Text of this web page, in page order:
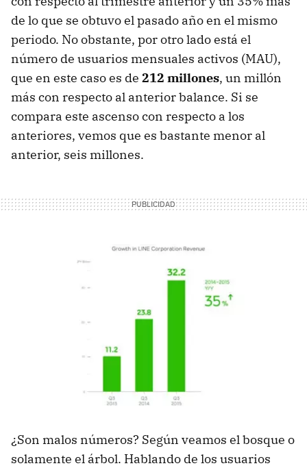
de lo que se obtuvo el pasado año en el mismo
periodo. No obstante, por otro lado está el
número de usuarios mensuales activos (MAU),
que en este caso es de 212 millones, un millón
más con respecto al anterior balance. Si se
compara este ascenso con respecto a los
anteriores, vemos que es bastante menor al
anterior, seis millones.
¿Son malos números? Según veamos el bosque o
solamente el árbol. Hablando de los usuarios